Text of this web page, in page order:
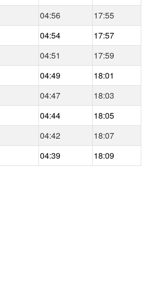
04:56
17:55
04:54
17:57
04:51
17:59
04:49
18:01
04:47
18:03
04:44
18:05
04:42
18:07
04:39 18:09